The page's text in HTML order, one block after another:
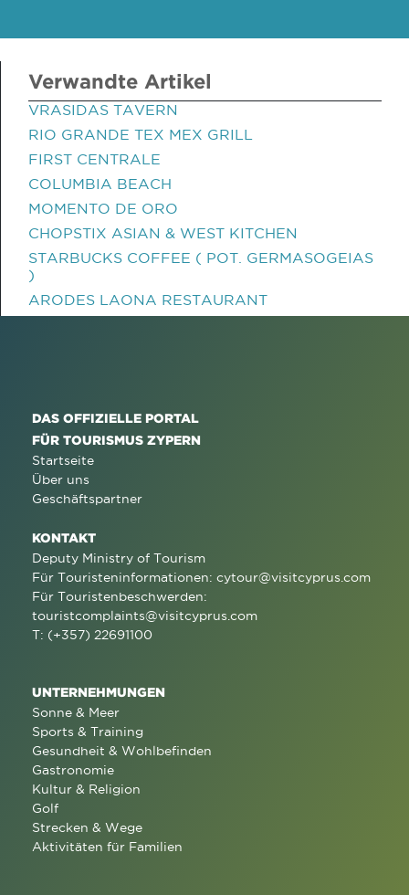
Verwandte Artikel
VRASIDAS TAVERN
RIO GRANDE TEX MEX GRILL
FIRST CENTRALE
COLUMBIA BEACH
MOMENTO DE ORO
CHOPSTIX ASIAN & WEST KITCHEN
STARBUCKS COFFEE ( POT. GERMASOGEIAS
)
ARODES LAONA RESTAURANT
DAS OFFIZIELLE PORTAL
FÜR TOURISMUS ZYPERN
Startseite
Über uns
Geschäftspartner
KONTAKT
Deputy Ministry of Tourism
Für Touristeninformationen: cytour@visitcyprus.com
Für Touristenbeschwerden:
touristcomplaints@visitcyprus.com
T: (+357) 22691100
UNTERNEHMUNGEN
Sonne & Meer
Sports & Training
Gesundheit & Wohlbefinden
Gastronomie
Kultur & Religion
Golf
Strecken & Wege
Aktivitäten für Familien